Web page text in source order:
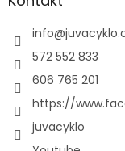
info@
572 552 833
606 765 201
https://
juvacyklo